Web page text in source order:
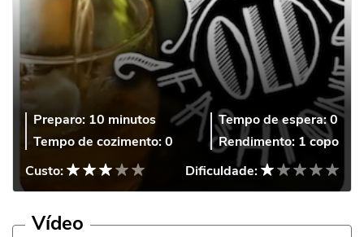
Preparo: 10 minutos
Tempo de cozimento:0
Tempo de espera:0
Rendimento: 1 copo
Custo:
Dificuldade:
Vídeo